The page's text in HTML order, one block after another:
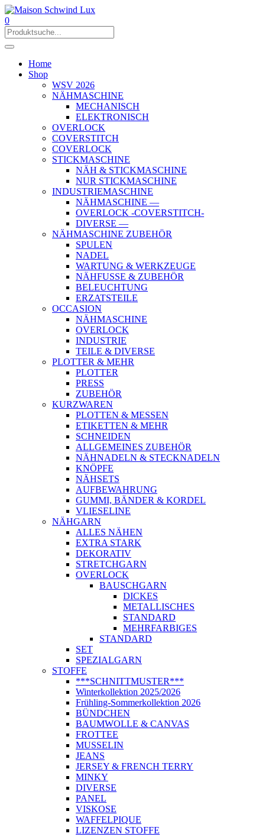
0
Home
Shop
WSV 2026
NÄHMASCHINE
MECHANISCH
ELEKTRONISCH
OVERLOCK
COVERSTITCH
COVERLOCK
STICKMASCHINE
NÄH & STICKMASCHINE
NUR STICKMASCHINE
INDUSTRIEMASCHINE
NÄHMASCHINE —
OVERLOCK -COVERSTITCH-
DIVERSE —
NÄHMASCHINE ZUBEHÖR
SPULEN
NADEL
WARTUNG & WERKZEUGE
NÄHFUSSE & ZUBEHÖR
BELEUCHTUNG
ERZATSTEILE
OCCASION
NÄHMASCHINE
OVERLOCK
INDUSTRIE
TEILE & DIVERSE
PLOTTER & MEHR
PLOTTER
PRESS
ZUBEHÖR
KURZWAREN
PLOTTEN & MESSEN
ETIKETTEN & MEHR
SCHNEIDEN
ALLGEMEINES ZUBEHÖR
NÄHNADELN & STECKNADELN
KNÖPFE
NÄHSETS
AUFBEWAHRUNG
GUMMI, BÄNDER & KORDEL
VLIESELINE
NÄHGARN
ALLES NÄHEN
EXTRA STARK
DEKORATIV
STRETCHGARN
OVERLOCK
BAUSCHGARN
DICKES
METALLISCHES
STANDARD
MEHRFARBIGES
STANDARD
SET
SPEZIALGARN
STOFFE
***SCHNITTMUSTER***
Winterkollektion 2025/2026
Frühling-Sommerkollektion 2026
BÜNDCHEN
BAUMWOLLE & CANVAS
FROTTEE
MUSSELIN
JEANS
JERSEY & FRENCH TERRY
MINKY
DIVERSE
PANEL
VISKOSE
WAFFELPIQUE
LIZENZEN STOFFE